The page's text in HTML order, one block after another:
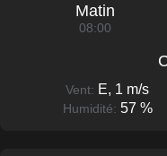
Matin
08:00
Vent: E, 1 m/s
Humidité: 57 %